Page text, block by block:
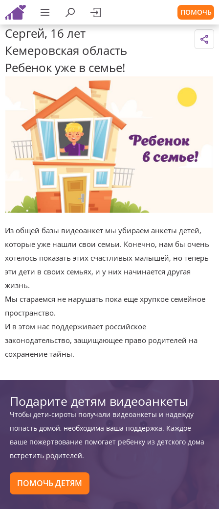
ПОМОЧЬ
Сергей, 16 лет
Кемеровская область
Ребенок уже в семье!
Из общей базы видеоанкет мы убираем анкеты детей,
которые уже нашли свои семьи. Конечно, нам бы очень
хотелось показать этих счастливых малышей, но теперь
эти дети в своих семьях, и у них начинается другая
жизнь.
Мы стараемся не нарушать пока еще хрупкое семейное
пространство.
И в этом нас поддерживает российское
законодательство, защищающее право родителей на
сохранение тайны.
Подарите детям видеоанкеты
Чтобы дети-сироты получали видеоанкеты и надежду
попасть домой, необходима ваша поддержка. Каждое
ваше пожертвование помогает ребенку из детского дома
встретить родителей.
ПОМОЧЬ ДЕТЯМ